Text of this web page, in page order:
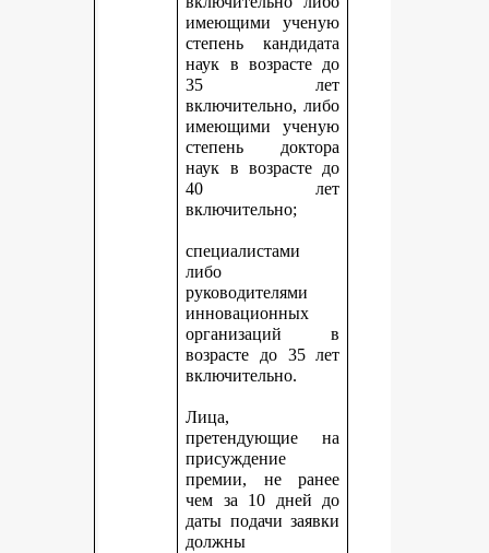
имеющими ученую
степень кандидата
наук в возрасте до
35 лет
включительно, либо
имеющими ученую
степень доктора
наук в возрасте до
40 лет
включительно;
специалистами
либо
руководителями
инновационных
организаций в
возрасте до 35 лет
включительно.
Лица,
претендующие на
присуждение
премии, не ранее
чем за 10 дней до
даты подачи заявки
должны